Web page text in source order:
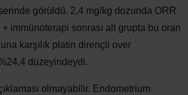
görüldü. 2,4 mg/kg dozunda ORR
immünoterapi sonrası alt grupta bu oran
karşılık platin dirençli over
düzeyindeydi.
olmayabilir. Endometrium